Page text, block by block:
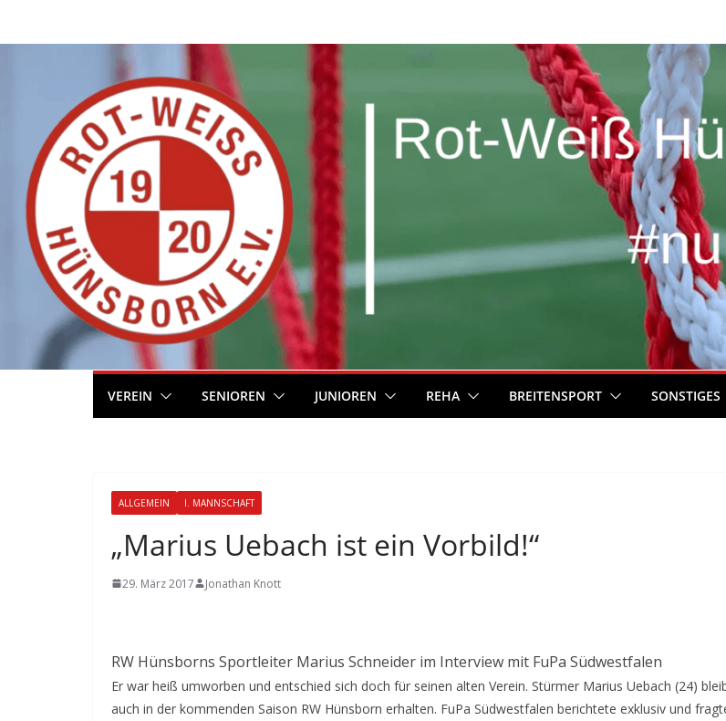
VEREIN SENIOREN JUNIOREN REHA BREITENSPORT SONSTIGES
ALLGEMEIN I. MANNSCHAFT
„Marius Uebach ist ein Vorbild!“
29. März 2017 Jonathan Knott
RW Hünsborns Sportleiter Marius Schneider im Interview mit FuPa Südwestfalen
Er war heiß umworben und entschied sich doch für seinen alten Verein. Stürmer Marius Uebach (24)
auch in der kommenden Saison RW Hünsborn erhalten. FuPa Südwestfalen berichtete exklusiv und